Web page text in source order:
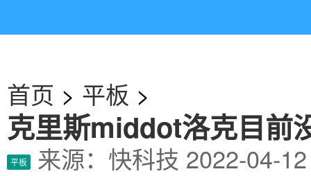
首页 > 平板 >
克里斯middot洛克目前
平板 来源：快科技 2022-04-